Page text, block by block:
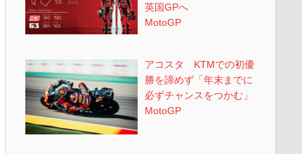
英国GPへ
MotoGP
アコスタ KTMでの初優
勝を諦めず「年末までに
必ずチャンスをつかむ」
MotoGP